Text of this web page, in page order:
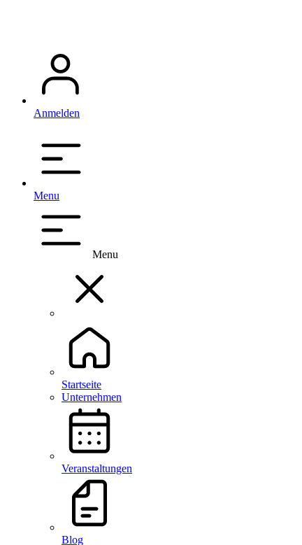
Anmelden
Menu
Menu
Startseite
Unternehmen
Veranstaltungen
Blog